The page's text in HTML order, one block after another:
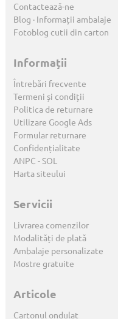
Contactează-ne
Blog · Informații ambalaje
Fotoblog cutii din carton
Informații
Întrebări frecvente
Termeni și condiții
Politica de returnare
Utilizare Google Ads
Formular returnare
Confidențialitate
ANPC -SOL
Harta siteului
Servicii
Livrarea comenzilor
Modalități de plată
Ambalaje personalizate
Mostre gratuite
Articole
Cartonul ondulat